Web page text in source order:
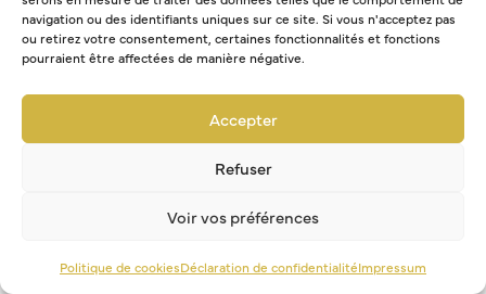
navigation ou des identifiants uniques sur ce site. Si vous n'acceptez pas
ou retirez votre consentement, certaines fonctionnalités et fonctions
pourraient être affectées de manière négative.
Accepter
Refuser
Voir vos préférences
Politique de cookiesDéclaration de confidentialitéImpressum
Sélectionner une ou plusieurs listes :
Abonnement Journal municipal
Abonnement Agenda
Abonnement à la Lettre d'information
Aide à l’installation d’alarmes
Horaires pour le bricolage et le jardinage
Annuaire des services publics
DÉCOUVRIR SORTIR